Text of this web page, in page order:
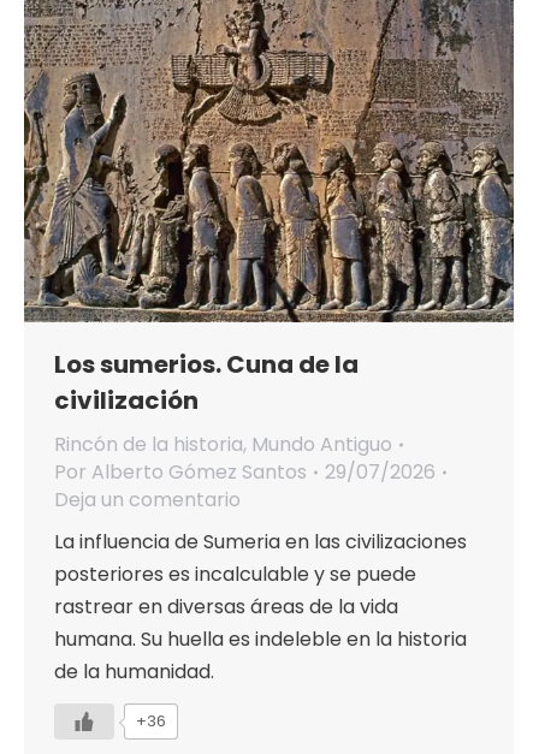
Los sumerios. Cuna de la
civilización
Rincón de la historia, Mundo Antiguo
Por Alberto Gómez Santos
29/07/2026
Deja un comentario
La influencia de Sumeria en las civilizaciones
posteriores es incalculable y se puede
rastrear en diversas áreas de la vida
humana. Su huella es indeleble en la historia
de la humanidad.
+36